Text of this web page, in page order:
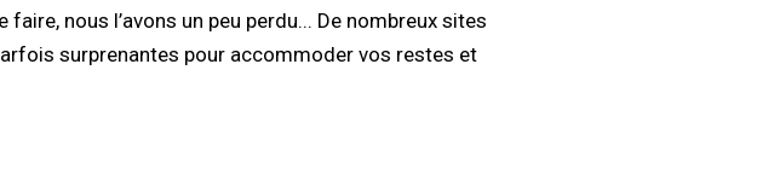
nous l’avons un peu perdu... De nombreux sites
surprenantes pour accommoder vos restes et